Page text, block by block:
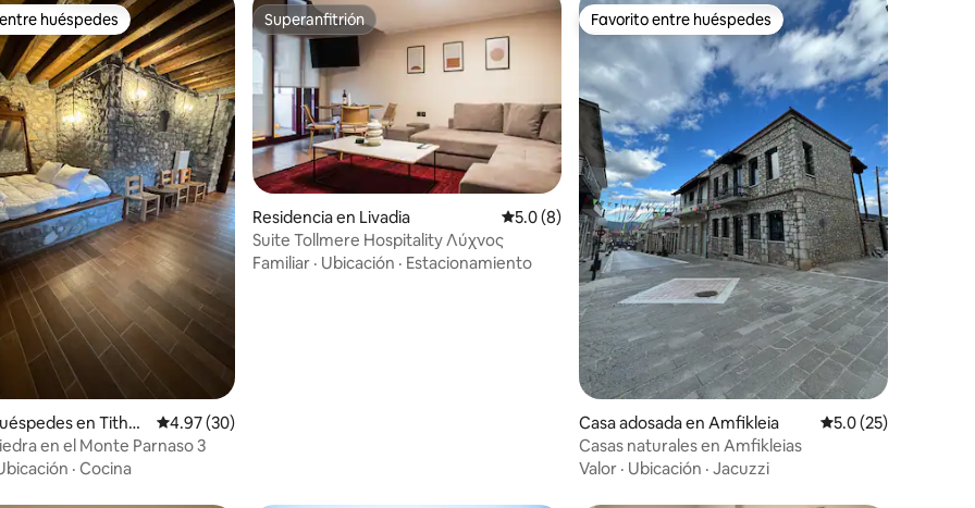
de 5; 60 evaluaciones
huéspedes
huéspedes
en Tithor
Calificación promedio: 4.97 de 5; 30 evaluaciones
4.97 (30)
en el Monte Parnaso 3
· Cocina
Superanfitrión
Superanfitrión
Residencia en Livadia Calificación promedio: 5.0 de 5; 8 evaluaciones
5.0 (8)
Suite Tollmere Hospitality Λύχνος
Familiar · Ubicación · Estacionamiento
Favorito entre huéspedes
Favorito entre huéspedes
Casa adosada en Amfikleia Calificación
5.0 (25)
Casas naturales en Amfikleias
Valor · Ubicación · Jacuzzi